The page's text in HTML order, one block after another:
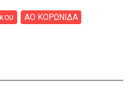
ΑΟ ΚΟΡΩΝΙΔΑ